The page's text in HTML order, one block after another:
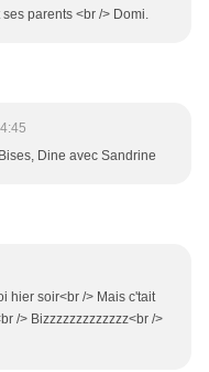
parents <br /> Domi.
Dine avec Sandrine
hier soir<br /> Mais c'tait
/> Bizzzzzzzzzzzzz<br />